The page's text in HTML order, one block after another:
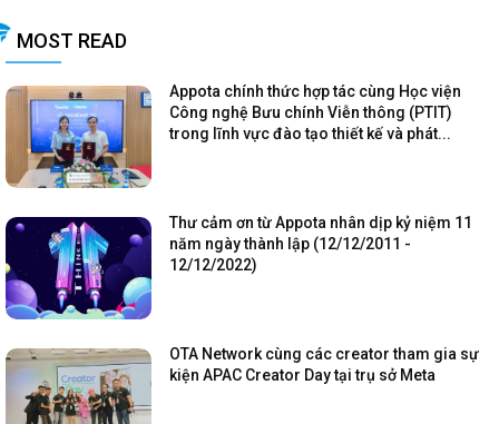
MOST READ
Appota chính thức hợp tác cùng Học viện
Công nghệ Bưu chính Viễn thông (PTIT)
trong lĩnh vực đào tạo thiết kế và phát...
Thư cảm ơn từ Appota nhân dịp kỷ niệm 11
năm ngày thành lập (12/12/2011 -
12/12/2022)
OTA Network cùng các creator tham gia sự
kiện APAC Creator Day tại trụ sở Meta